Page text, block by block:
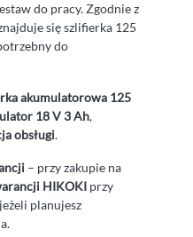
do pracy. Zgodnie z
się szlifierka 125
do
akumulatorowa 125
18 V 3 Ah,
obsługi.
– przy zakupie na
HIKOKI przy
planujesz